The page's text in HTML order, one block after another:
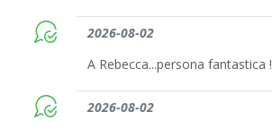
2026-08-02
A Rebecca...persona fantastica !
2026-08-02